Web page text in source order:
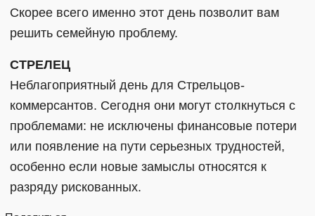
Скорее всего именно этот день позволит вам
решить семейную проблему.
СТРЕЛЕЦ
Неблагоприятный день для Стрельцов-
коммерсантов. Сегодня они могут столкнуться с
проблемами: не исключены финансовые потери
или появление на пути серьезных трудностей,
особенно если новые замыслы относятся к
разряду рискованных.